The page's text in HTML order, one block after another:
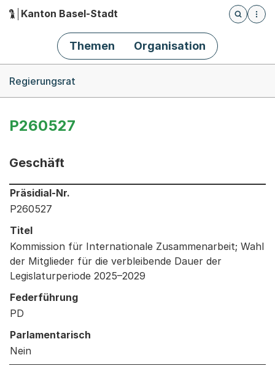
Hauptnavigation
Kanton Basel-Stadt
Öffnet
Themen Organisation
Regierungsrat
P260527
Geschäft
Informationen zum Ausgewählten Geschäft
Präsidial-Nr.
P260527
Titel
Kommission für Internationale Zusammenarbeit; Wahl
der Mitglieder für die verbleibende Dauer der
Legislaturperiode 2025–2029
Federführung
PD
Parlamentarisch
Nein